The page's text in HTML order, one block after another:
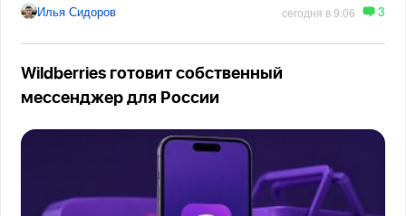
Илья Сидоров сегодня в 9:06 3
Wildberries готовит собственный
мессенджер для России